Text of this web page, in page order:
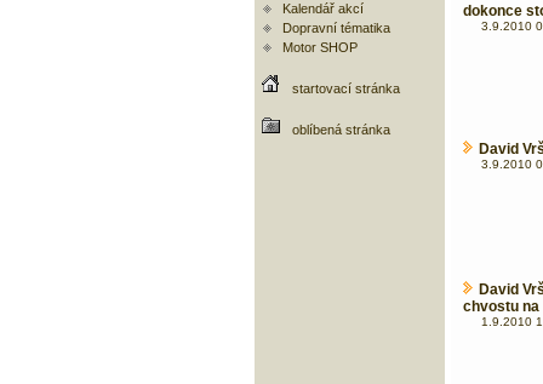
Kalendář akcí
Dopravní tématika
Motor SHOP
startovací stránka
oblíbená stránka
dokonce
3.9.2010
David
3.9.2010
David
chvostu
1.9.2010